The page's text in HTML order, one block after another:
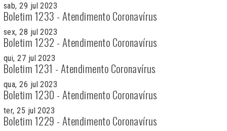
sab, 29 jul 2023
Boletim 1233 - Atendimento Coronavírus
sex, 28 jul 2023
Boletim 1232 - Atendimento Coronavírus
qui, 27 jul 2023
Boletim 1231 - Atendimento Coronavírus
qua, 26 jul 2023
Boletim 1230 - Atendimento Coronavírus
ter, 25 jul 2023
Boletim 1229 - Atendimento Coronavírus